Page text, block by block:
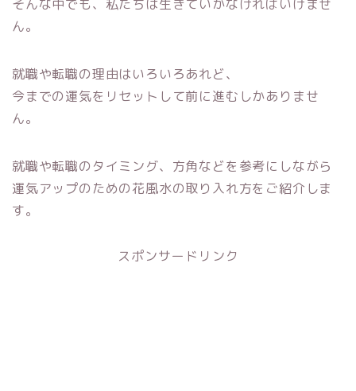
そんな中でも、私たちは生きていかなければいけませ
ん。
就職や転職の理由はいろいろあれど、
今までの運気をリセットして前に進むしかありませ
ん。
就職や転職のタイミング、方角などを参考にしながら
運気アップのための花風水の取り入れ方をご紹介しま
す。
スポンサードリンク